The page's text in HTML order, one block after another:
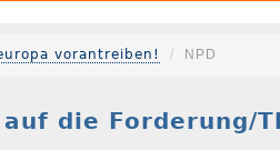
vorantreiben! NPD
die Forderung/